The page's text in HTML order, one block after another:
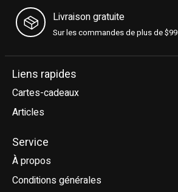
Livraison gratuite
Sur les commandes de plus de $99
Liens rapides
Cartes-cadeaux
Articles
Service
À propos
Conditions générales